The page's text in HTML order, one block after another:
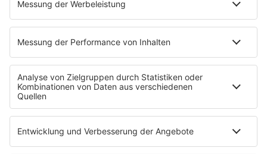
Service
Datenschutz
Impressum
Werbung buchen
Presse
Teilnahmebedingungen
Kontakt